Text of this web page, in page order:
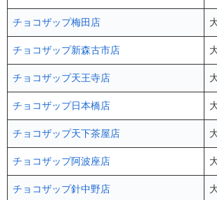
チョコザップ梅田店
チョコザップ新森古市店
チョコザップ天王寺店
チョコザップ日本橋店
チョコザップ天下茶屋店
チョコザップ阿波座店
チョコザップ針中野店